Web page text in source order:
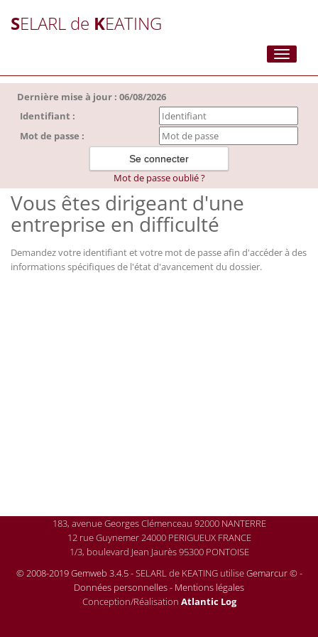
SELARL de KEATING
Toggle
Dernière mise à jour : 06/08/2026
Identifiant :
Mot de passe :
Mot de passe oublié ?
Vous êtes dirigeant d'une
entreprise en difficulté
Demandez votre identifiant et votre mot de passe afin d'accéder à des
informations spécifiques de l'état d'avancement du dossier.
183, avenue Georges Clémenceau 92000 NANTERRE
12 rue Guynemer 24000 PERIGUEUX FRANCE
1/3, boulevard Jean Jaurès 95300 PONTOISE
© 2008-2019 Gemweb 3.4.5- SELARL de KEATING utiliseGemarcur ©-
Données personnelles- Mentions légales
Conception/Réalisation Atlantic Log